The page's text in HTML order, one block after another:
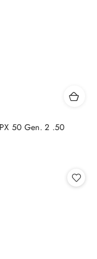
50 Gen. 2 .50